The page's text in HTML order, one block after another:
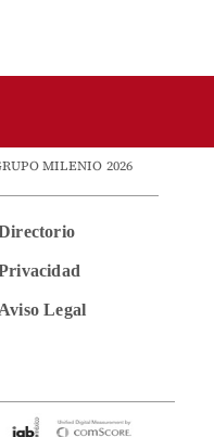
MILENIO 2026
Aviso Legal